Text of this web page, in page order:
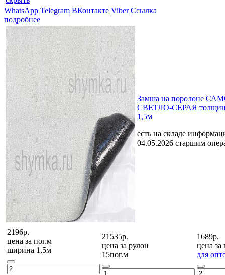
WhatsApp Telegram ВКонтакте Viber Ссылка
подробнее
Замша на поролоне
СВЕТЛО-СЕРАЯ
1,5м
есть на складе
04.05.2026 старшим
2196р.
цена за пог.м
ширина 1,5м
21535р.
цена за рулон
15пог.м
1689р.
цена за
для